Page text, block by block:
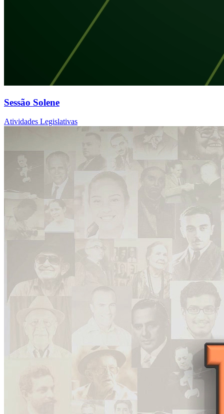
Sessão Solene
Atividades Legislativas